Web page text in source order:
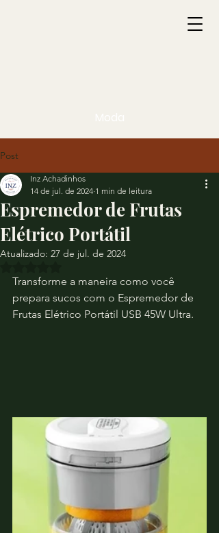
Post
Espremedor de Frutas
Elétrico Portátil
Inz Achadinhos
14 de jul. de 2024 1 min de leitura
Atualizado: 27 de jul. de 2024
Transforme a maneira como você
prepara sucos com o Espremedor de
Frutas Elétrico Portátil USB 45W Ultra.